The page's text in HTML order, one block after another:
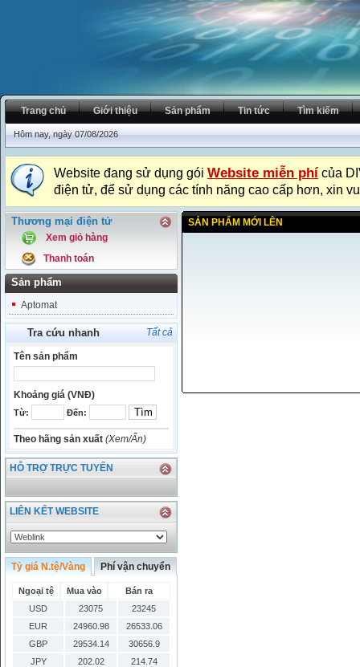
Trang chủ Giới thiệu Sản phẩm Tin tức Tìm kiếm
Hôm nay, ngày 07/08/2026
Website đang sử dụng gói Website miễn phí của
điện tử, để sử dụng các tính năng cao cấp hơn, xin
Thương mại điện tử
Xem giỏ hàng
Thanh toán
Sản phẩm
Aptomat
Tra cứu nhanh Tất cả
Tên sản phẩm
Khoảng giá (VNĐ)
Từ: Đến:
Theo hãng sản xuất (Xem/Ẩn)
HỖ TRỢ TRỰC TUYẾN
LIÊN KẾT WEBSITE
Tỷ giá N.tệ/Vàng Phí vận chuyển
Ngoại tệ Mua vào
Bán ra
USD
23075
23245
EUR
24960.98
26533.06
GBP
29534.14
30656.9
JPY
202.02
214.74
SẢN PHẨM MỚI LÊN